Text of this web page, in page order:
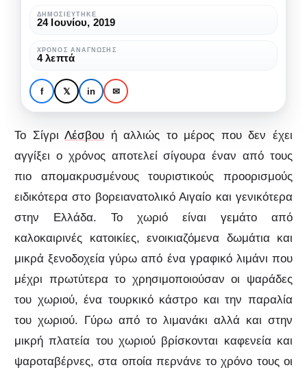
ΆΓΝΩΣΤΗ ΕΛΛΆΔΑ
Σίγρι Λέσβου: Το μέρος
που δεν έχει αγγίξει ο
χρόνος
μέρος
που
δεν
έχει
αγγίξει
χρόνος
ΔΗΜΟΣΙΕΎΤΗΚΕ
24 Ιουνίου, 2019
ΧΡΌΝΟΣ ΑΝΆΓΝΩΣΗΣ
4 λεπτά
f 𝕏 in ✉
Το ΣίγριΛέσβου ή αλλιώς το μέρος που δεν έχει
αγγίξει ο χρόνος αποτελεί σίγουρα έναν από τους
πιο απομακρυσμένους τουριστικούς προορισμούς
ειδικότερα στο βορειανατολικό Αιγαίο και γενικότερα
στην Ελλάδα. Το χωριό είναι γεμάτο από
καλοκαιρινές κατοικίες, ενοικιαζόμενα δωμάτια και
μικρά ξενοδοχεία γύρω από ένα γραφικό λιμάνι που
μέχρι πρωτύτερα το χρησιμοποιούσαν οι ψαράδες
του χωριού, ένα τουρκικό κάστρο και την παραλία
του χωριού. Γύρω από το λιμανάκι αλλά και στην
μικρή πλατεία του χωριού βρίσκονται καφενεία και
ψαροταβέρνες, στα οποία περνάνε το χρόνο τους οι